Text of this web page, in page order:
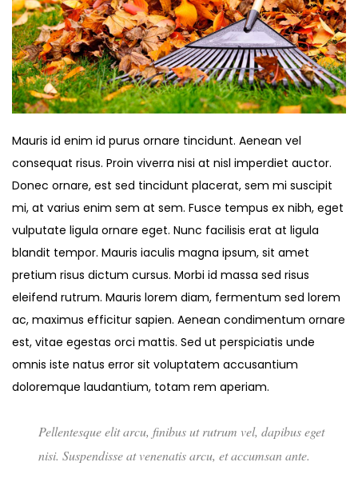
Mauris id enim id purus ornare tincidunt. Aenean vel
consequat risus. Proin viverra nisi at nisl imperdiet auctor.
Donec ornare, est sed tincidunt placerat, sem mi suscipit
mi, at varius enim sem at sem. Fusce tempus ex nibh, eget
vulputate ligula ornare eget. Nunc facilisis erat at ligula
blandit tempor. Mauris iaculis magna ipsum, sit amet
pretium risus dictum cursus. Morbi id massa sed risus
eleifend rutrum. Mauris lorem diam, fermentum sed lorem
ac, maximus efficitur sapien. Aenean condimentum ornare
est, vitae egestas orci mattis. Sed ut perspiciatis unde
omnis iste natus error sit voluptatem accusantium
doloremque laudantium, totam rem aperiam.
Pellentesque elit arcu, finibus ut rutrum vel, dapibus eget
nisi. Suspendisse at venenatis arcu, et accumsan ante.